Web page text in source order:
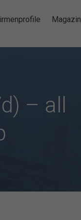
Magazin
– all